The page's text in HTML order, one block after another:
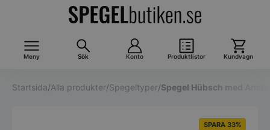
Meny Sök Konto Produktlistor Kundvagn
Startsida/Alla produkter/Spegeltyper/Spegel Hübsch med
SPARA 33%